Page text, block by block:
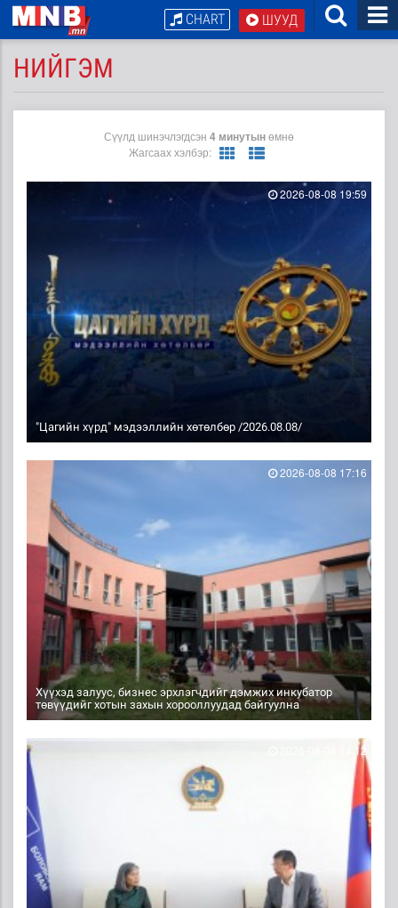
ШУУД
CHART
НИЙГЭМ
Сүүлд шинэчлэгдсэн 4 минутынөмнө
Жагсаах хэлбэр:
"Цагийн хүрд" мэдээллийн хөтөлбөр /2026.08.08/
2026-08-08 19:59
Хүүхэд залуус, бизнес эрхлэгчдийг дэмжих инкубатор
төвүүдийг хотын захын хорооллуудад байгуулна
2026-08-08 17:16
2026-08-08 14:12